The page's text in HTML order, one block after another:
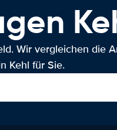
Wir vergleichen die
Kehl für Sie.